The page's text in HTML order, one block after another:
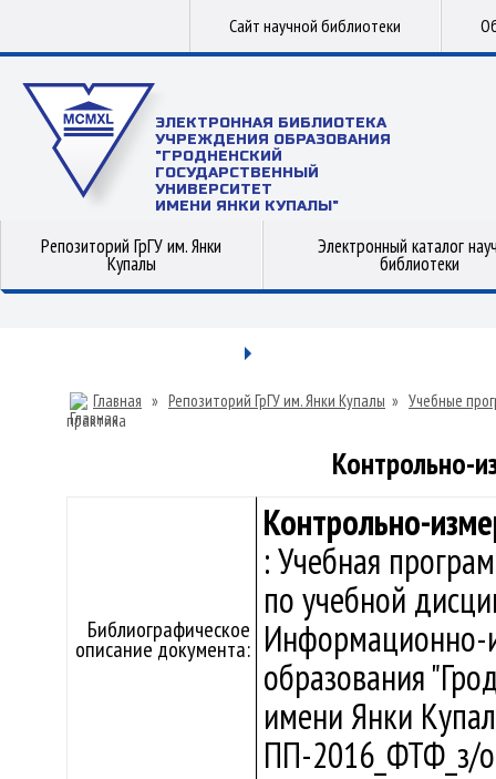
Сайт научной библиотеки
ЭЛЕКТРОННАЯ БИБЛИОТЕКА
УЧРЕЖДЕНИЯ ОБРАЗОВАНИЯ
"ГРОДНЕНСКИЙ
ГОСУДАРСТВЕННЫЙ
УНИВЕРСИТЕТ
ИМЕНИ ЯНКИ КУПАЛЫ"
Репозиторий ГрГУ им. Янки
Купалы
Электронный каталог
библиотеки
Главная » Репозиторий ГрГУ им. Янки Купалы » Учебные
практика
Контрольно-
Библиографическое
описание документа:
Контрольно-
: Учебная
по учебной
Информационно-
образования
имени Янки
ПП-2016_ФТФ_з/